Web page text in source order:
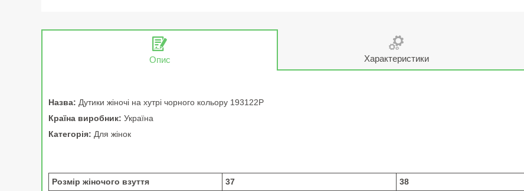
Опис Характеристики
Назва: Дутики жіночі на хутрі чорного кольору 193122P
Країна виробник: Україна
Категорія: Для жінок
Розмір жіночого взуття 37 38